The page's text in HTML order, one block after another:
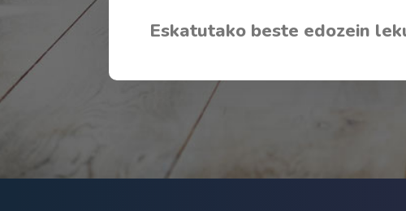
Eskatutako beste edozein